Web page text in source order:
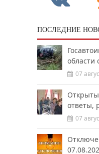
ПОСЛЕДНИЕ
области
07
ответы,
07